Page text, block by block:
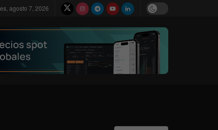
agosto 7, 2026